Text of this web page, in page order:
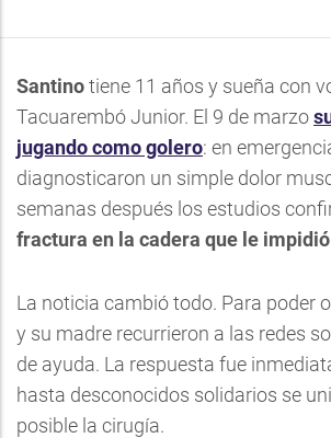
Santinotiene 11 años y sueña con
Tacuarembó Junior. El 9 de marzo
jugando como golero: en
diagnosticaron un simple dolor
semanas después los estudios
fractura en la cadera que le
La noticia cambió todo. Para poder
y su madre recurrieron a las redes
de ayuda. La respuesta fue
hasta desconocidos solidarios se
posible la cirugía.